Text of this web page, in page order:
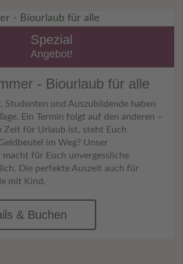
Spezial
Angebot!
- Biourlaub für alle
Studenten und Auszubildende haben
Ein Termin folgt auf den anderen –
Zeit für Urlaub ist, steht Euch
im Weg? Unser
macht für Euch unvergessliche
Die perfekte Auszeit auch für
mit Kind.
& Buchen